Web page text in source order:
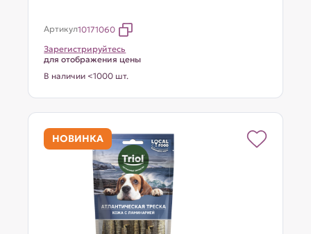
Артикул10171060
Зарегистрируйтесь
для отображения цены
В наличии <1000 шт.
НОВИНКА